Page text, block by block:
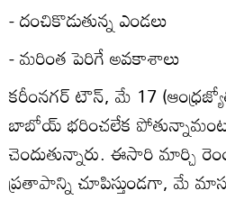
- దంచికొడుతున్న ఎండలు
- మరింత పెరిగే అవకాశాలు
కరీంనగర్‌ టౌన్‌, మే 17
బాబోయ్‌ భరించలేక
చెందుతున్నారు. ఈసారి మార్చి
ప్రతాపాన్ని చూపిస్తుండగా, మే